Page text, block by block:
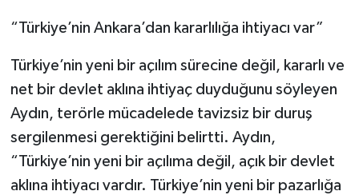
“Türkiye’nin Ankara’dan kararlılığa ihtiyacı var”
Türkiye’nin yeni bir açılım sürecine değil, kararlı ve
net bir devlet aklına ihtiyaç duyduğunu söyleyen
Aydın, terörle mücadelede tavizsiz bir duruş
sergilenmesi gerektiğini belirtti. Aydın,
“Türkiye’nin yeni bir açılıma değil, açık bir devlet
aklına ihtiyacı vardır. Türkiye’nin yeni bir pazarlığa